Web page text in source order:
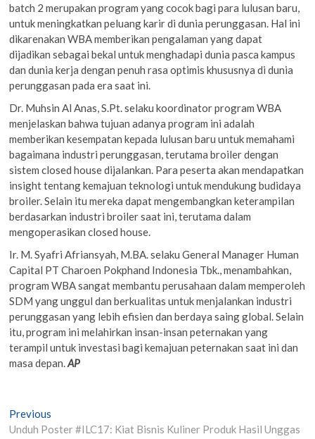
batch 2 merupakan program yang cocok bagi para lulusan baru,
untuk meningkatkan peluang karir di dunia perunggasan. Hal ini
dikarenakan WBA memberikan pengalaman yang dapat
dijadikan sebagai bekal untuk menghadapi dunia pasca kampus
dan dunia kerja dengan penuh rasa optimis khususnya di dunia
perunggasan pada era saat ini.
Dr. Muhsin Al Anas, S.Pt. selaku koordinator program WBA
menjelaskan bahwa tujuan adanya program ini adalah
memberikan kesempatan kepada lulusan baru untuk memahami
bagaimana industri perunggasan, terutama broiler dengan
sistem closed house dijalankan. Para peserta akan mendapatkan
insight tentang kemajuan teknologi untuk mendukung budidaya
broiler. Selain itu mereka dapat mengembangkan keterampilan
berdasarkan industri broiler saat ini, terutama dalam
mengoperasikan closed house.
Ir. M. Syafri Afriansyah, M.BA. selaku General Manager Human
Capital PT Charoen Pokphand Indonesia Tbk., menambahkan,
program WBA sangat membantu perusahaan dalam memperoleh
SDM yang unggul dan berkualitas untuk menjalankan industri
perunggasan yang lebih efisien dan berdaya saing global. Selain
itu, program ini melahirkan insan-insan peternakan yang
terampil untuk investasi bagi kemajuan peternakan saat ini dan
masa depan.AP
Post
Previous
post:
Unduh Poster #ILC17: Kiat Bisnis Kuliner Produk Hasil Unggas